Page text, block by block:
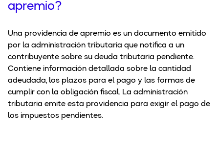
apremio?
Una providencia de apremio es un documento emitido
por la administración tributaria que notifica a un
contribuyente sobre su deuda tributaria pendiente.
Contiene información detallada sobre la cantidad
adeudada, los plazos para el pago y las formas de
cumplir con la obligación fiscal. La administración
tributaria emite esta providencia para exigir el pago de
los impuestos pendientes.